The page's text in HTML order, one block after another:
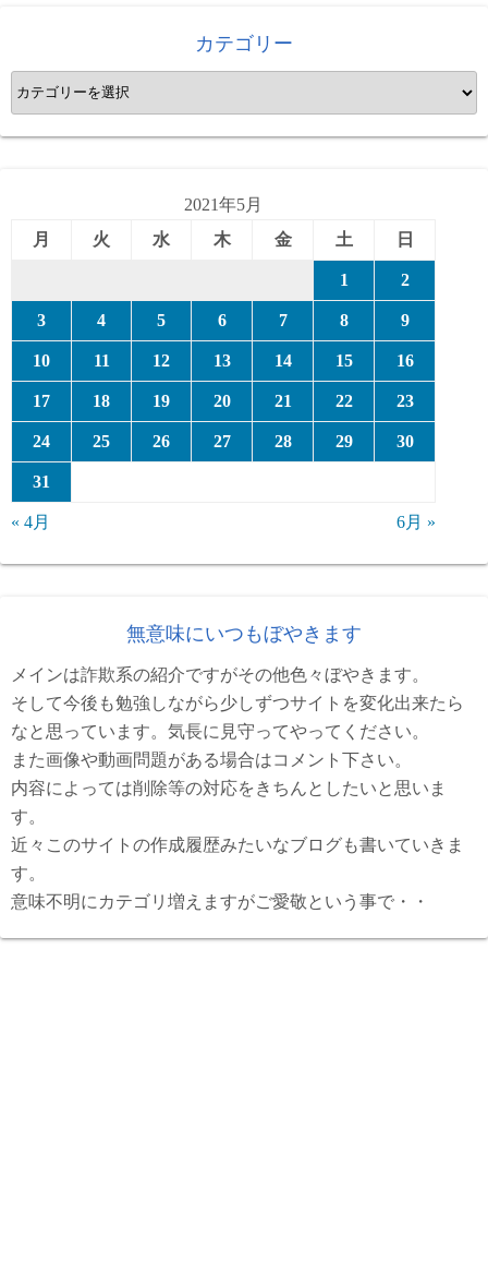
カテゴリー
カ
テ
ゴ
2021年5月
月
火 水 木 金 土 日
1 2
3 4 5 6 7 8 9
10 11 12 13 14 15 16
17 18 19 20 21 22 23
24 25 26 27 28 29 30
31
« 4月 6月 »
無意味にいつもぼやきます
メインは詐欺系の紹介ですがその他色々ぼやきます。
そして今後も勉強しながら少しずつサイトを変化出来たら
なと思っています。気長に見守ってやってください。
また画像や動画問題がある場合はコメント下さい。
内容によっては削除等の対応をきちんとしたいと思いま
す。
近々このサイトの作成履歴みたいなブログも書いていきま
す。
意味不明にカテゴリ増えますがご愛敬という事で・・